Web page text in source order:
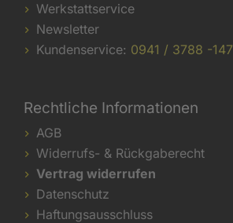
Werkstattservice
Newsletter
Kundenservice: 0941 / 3788 -147
Rechtliche Informationen
AGB
Widerrufs- & Rückgaberecht
Vertrag widerrufen
Datenschutz
Haftungsausschluss